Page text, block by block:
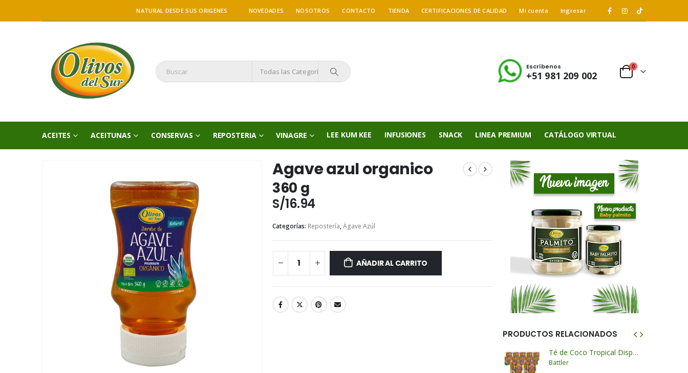
NATURAL DESDE SUS ORIGENES NOVEDADES NOSOTROS CONTACTO TIENDA CERTIFICACIONES DE CALIDAD Mi cuenta Ingresar
Todas las Categorías
Escríbenos
+51 981 209 002
0
ACEITES ACEITUNAS CONSERVAS REPOSTERIA VINAGRE LEE KUM KEE INFUSIONES SNACK LINEA PREMIUM CATÁLOGO VIRTUAL
Agave azul organico
360 g
S/16.94
Categorías: Repostería,Ágave Azúl
AÑADIR AL CARRITO
PRODUCTOS RELACIONADOS
Té de Coco Tropical Display x 20 sobres x 2g c/u
Battler